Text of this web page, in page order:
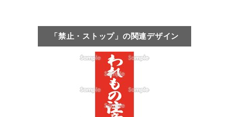
「禁止・ストップ」の関連デザイン